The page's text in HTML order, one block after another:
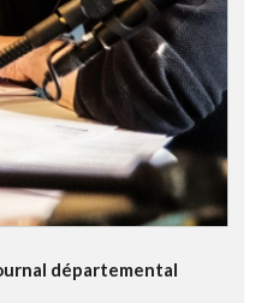
départemental